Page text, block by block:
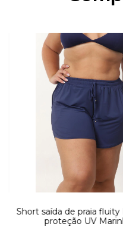
Short saída de praia fluity
proteção UV